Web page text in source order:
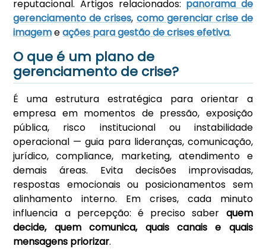
reputacional. Artigos relacionados: panorama de
gerenciamento de crises, como gerenciar crise de
imagemeações para gestão de crises efetiva.
O que é um plano de
gerenciamento de crise?
É uma estrutura estratégica para orientar a
empresa em momentos de pressão, exposição
pública, risco institucional ou instabilidade
operacional — guia para lideranças, comunicação,
jurídico, compliance, marketing, atendimento e
demais áreas. Evita decisões improvisadas,
respostas emocionais ou posicionamentos sem
alinhamento interno. Em crises, cada minuto
influencia a percepção: é preciso saber quem
decide, quem comunica, quais canais e quais
mensagens priorizar.